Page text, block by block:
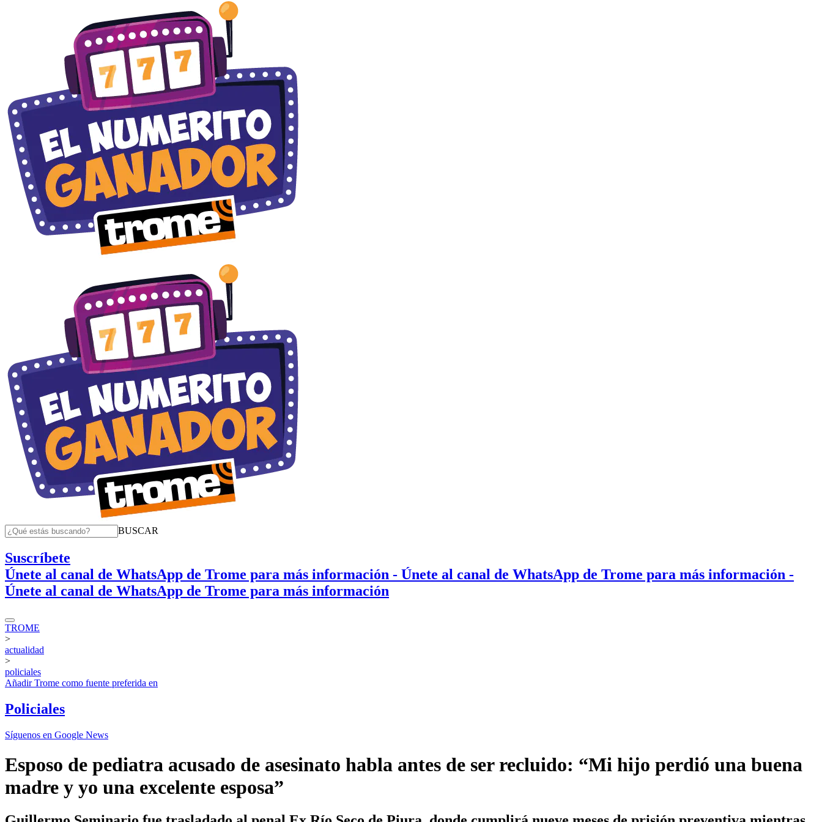
BUSCAR
Suscríbete
Únete al canal de WhatsApp de Trome para más información - Únete al canal de WhatsApp de Trome para más información -
Únete al canal de WhatsApp de Trome para más información
TROME
>
actualidad
>
policiales
AñadirTrome como fuente preferida en
Policiales
Síguenos en Google News
Esposo de pediatra acusado de asesinato habla antes de ser recluido: “Mi hijo perdió una buena
madre y yo una excelente esposa”